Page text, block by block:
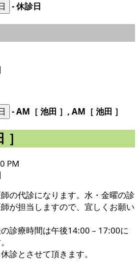
-休診日
-AM［ 池田 ］, AM［ 池田 ］
PM
の代診になります。水・金曜の診
が担当しますので、宜しくお願い
診療時間は午後14:00 – 17:00に
診とさせて頂きます。